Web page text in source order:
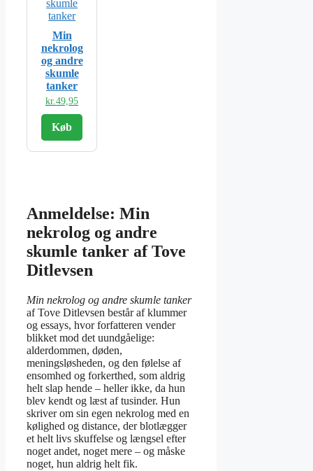
Min
nekrolog
og andre
skumle
tanker
kr.49,95
Køb
Anmeldelse: Min
nekrolog og andre
skumle tanker af Tove
Ditlevsen
Min nekrolog og andre skumle tanker
af Tove Ditlevsen består af klummer
og essays, hvor forfatteren vender
blikket mod det uundgåelige:
alderdommen, døden,
meningsløsheden, og den følelse af
ensomhed og forkerthed, som aldrig
helt slap hende – heller ikke, da hun
blev kendt og læst af tusinder. Hun
skriver om sin egen nekrolog med en
kølighed og distance, der blotlægger
et helt livs skuffelse og længsel efter
noget andet, noget mere – og måske
noget, hun aldrig helt fik.